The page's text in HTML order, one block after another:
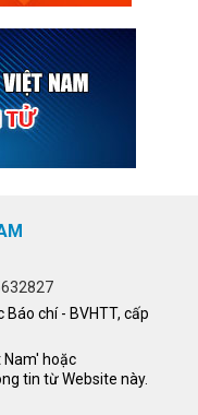
Báo chí - BVHTT, cấp
Nam' hoặc
tin từ Website này.